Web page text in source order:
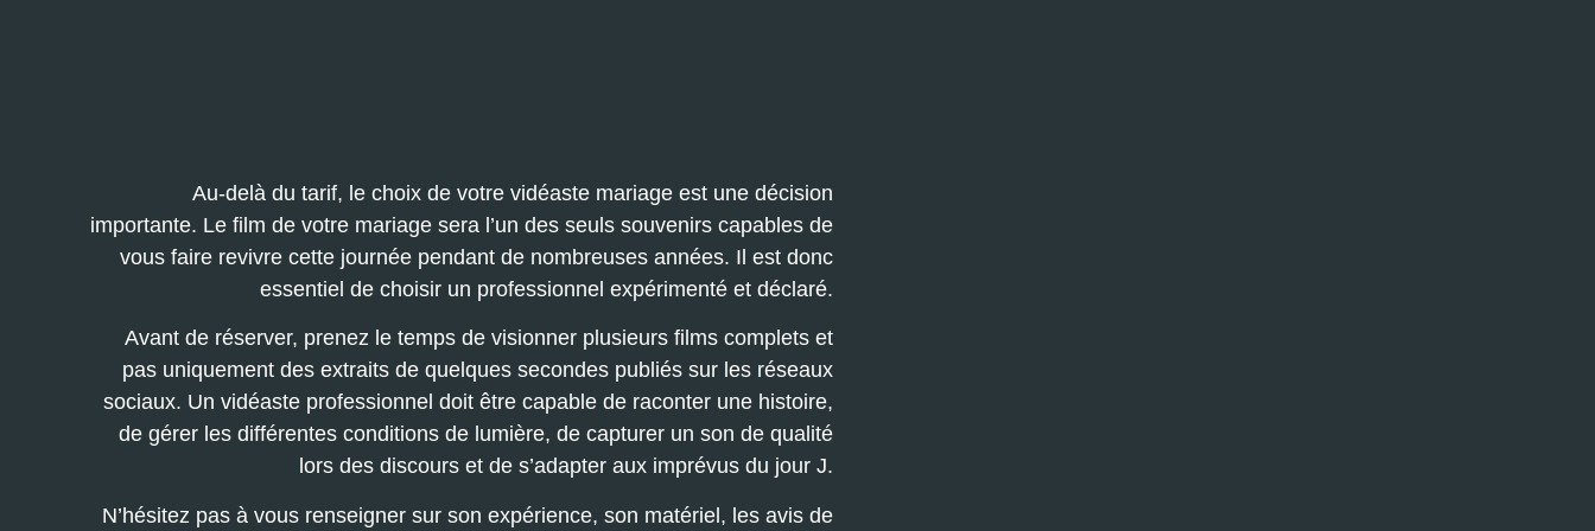
Au-delà du tarif, le choix de votre vidéaste mariage est une décision
importante. Le film de votre mariage sera l’un des seuls souvenirs capables de
vous faire revivre cette journée pendant de nombreuses années. Il est donc
essentiel de choisir un professionnel expérimenté et déclaré.
Avant de réserver, prenez le temps de visionner plusieurs films complets et
pas uniquement des extraits de quelques secondes publiés sur les réseaux
sociaux. Un vidéaste professionnel doit être capable de raconter une histoire,
de gérer les différentes conditions de lumière, de capturer un son de qualité
lors des discours et de s’adapter aux imprévus du jour J.
N’hésitez pas à vous renseigner sur son expérience, son matériel, les avis de